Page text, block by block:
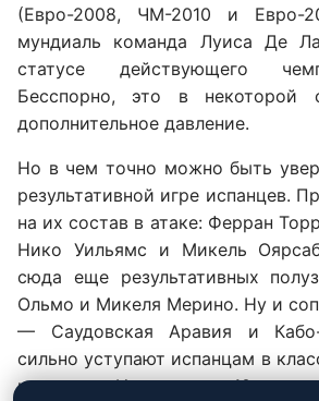
(Евро-2008, ЧМ-2010 и Евро-
мундиаль команда Луиса Де
статусе действующего
Бесспорно, это в некоторой
дополнительное давление.
Но в чем точно можно быть
результативной игре испанцев.
на их состав в атаке: Ферран
Нико Уильямс и Микель
сюда еще результативных
Ольмо и Микеля Мерино. Ну и
— Саудовская Аравия и
сильно уступают испанцам в
которому Испания за 10